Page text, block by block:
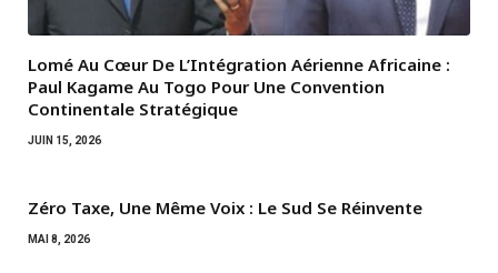
Lomé Au Cœur De L’Intégration Aérienne Africaine :
Paul Kagame Au Togo Pour Une Convention
Continentale Stratégique
JUIN 15, 2026
Zéro Taxe, Une Même Voix : Le Sud Se Réinvente
MAI 8, 2026